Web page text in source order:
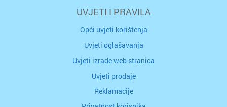
UVJETI I PRAVILA
Opći uvjeti korištenja
Uvjeti oglašavanja
Uvjeti izrade web stranica
Uvjeti prodaje
Reklamacije